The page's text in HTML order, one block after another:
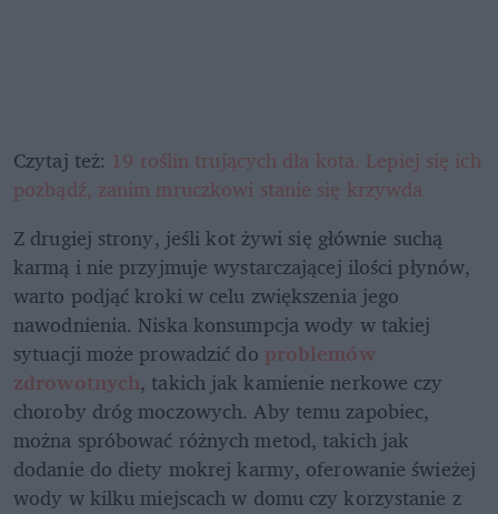
Czytaj też: 19 roślin trujących dla kota. Lepiej się ich
pozbądź, zanim mruczkowi stanie się krzywda
Z drugiej strony, jeśli kot żywi się głównie suchą
karmą i nie przyjmuje wystarczającej ilości płynów,
warto podjąć kroki w celu zwiększenia jego
nawodnienia. Niska konsumpcja wody w takiej
sytuacji może prowadzić do problemów
zdrowotnych, takich jak kamienie nerkowe czy
choroby dróg moczowych. Aby temu zapobiec,
można spróbować różnych metod, takich jak
dodanie do diety mokrej karmy, oferowanie świeżej
wody w kilku miejscach w domu czy korzystanie z